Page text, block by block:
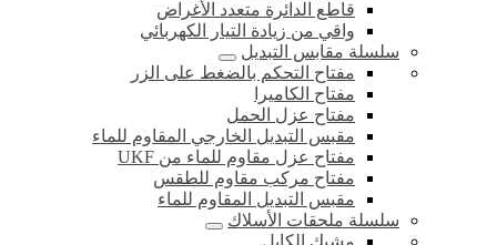
قاطع الدائرة متعدد الأغراض
واقي من زيادة التيار الكهربائي
سلسلة مقابس التبديل
مفتاح التحكم بالضغط على الزر
مفتاح الكاميرا
مفتاح عزل الحمل
مقبس التبديل الخارجي المقاوم للماء
مفتاح عزل مقاوم للماء من UKF
مفتاح مركب مقاوم للطقس
مقبس التبديل المقاوم للماء
سلسلة ملحقات الأسلاك